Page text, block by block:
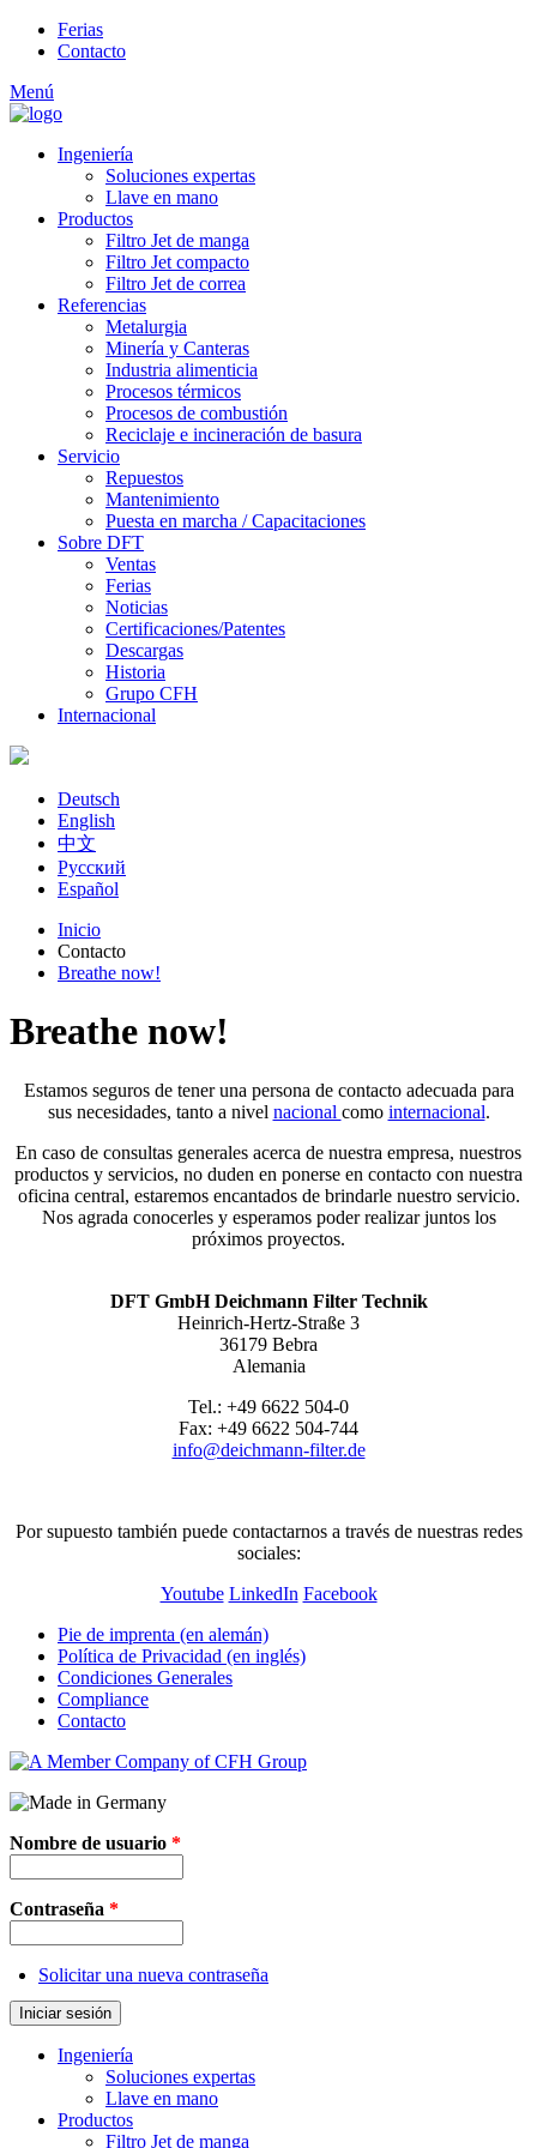
Pasar al contenido principal
Ferias
Contacto
Menú
Ingeniería
Soluciones expertas
Llave en mano
Productos
Filtro Jet de manga
Filtro Jet compacto
Filtro Jet de correa
Referencias
Metalurgia
Minería y Canteras
Industria alimenticia
Procesos térmicos
Procesos de combustión
Reciclaje e incineración de basura
Servicio
Repuestos
Mantenimiento
Puesta en marcha / Capacitaciones
Sobre DFT
Ventas
Ferias
Noticias
Certificaciones/Patentes
Descargas
Historia
Grupo CFH
Internacional
Deutsch
English
中文
Русский
Español
Usted está aquí
Inicio
Contacto
Breathe now!
Breathe now!
Estamos seguros de tener una persona de contacto adecuada para
sus necesidades, tanto a nivel nacional como internacional.
En caso de consultas generales acerca de nuestra empresa, nuestros
productos y servicios, no duden en ponerse en contacto con nuestra
oficina central, estaremos encantados de brindarle nuestro servicio.
Nos agrada conocerles y esperamos poder realizar juntos los
próximos proyectos.
DFT GmbH Deichmann Filter Technik
Heinrich-Hertz-Straße 3
36179 Bebra
Alemania
Tel.: +49 6622 504-0
Fax: +49 6622 504-744
info@deichmann-filter.de
Por supuesto también puede contactarnos a través de nuestras redes
sociales:
Youtube LinkedIn Facebook
Pie de imprenta (en alemán)
Política de Privacidad (en inglés)
Condiciones Generales
Compliance
Contacto
Nombre de usuario *
Contraseña *
Solicitar una nueva contraseña
Iniciar sesión
Ingeniería
Soluciones expertas
Llave en mano
Productos
Filtro Jet de manga